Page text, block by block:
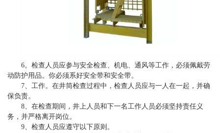
6。检查人员应参与安全检查、机电、通风等工作，必须佩戴劳
动防护用品。你必须系好安全带和安全带。
7、工作。在井筒检查过程中，检查人员应与一人在一起，并确
保负责。
8、在检查期间，井上人员和下一名工作人员必须坚持责任义
务，并严格离开岗位。
9、检查人员应遵守以下原则。